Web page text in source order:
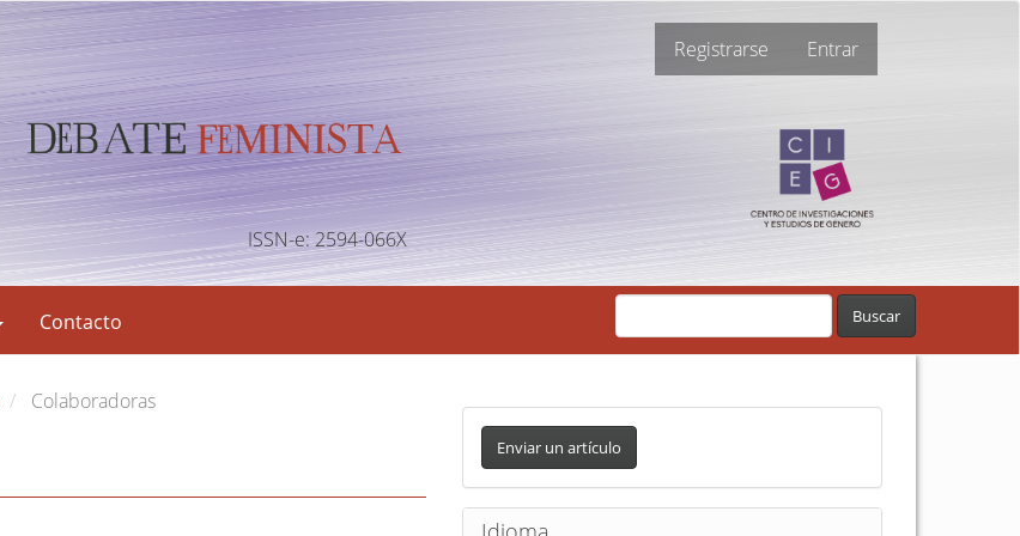
Registrarse Entrar
ISSN-e: 2594-066X
Contacto Buscar
Colaboradoras
E
v
i
Enviar un artículo